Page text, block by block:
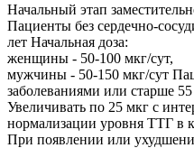
Начальный этап
Пациенты без сердечно-
лет Начальная доза:
женщины - 50-100 мкг/сут,
мужчины - 50-150 мкг/сут
заболеваниями или старше
Увеличивать по 25 мкг с
нормализации уровня ТТГ в
При появлении или